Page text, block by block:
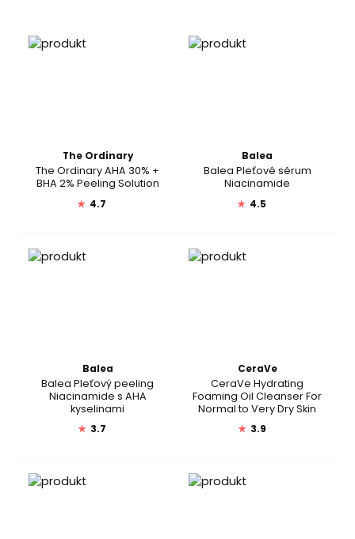
The Ordinary
The Ordinary AHA 30% +
BHA 2% Peeling Solution
★ 4.7
Balea
Balea Pleťové sérum
Niacinamide
★ 4.5
Balea
Balea Pleťový peeling
Niacinamide s AHA
kyselinami
★ 3.7
CeraVe
CeraVe Hydrating
Foaming Oil Cleanser For
Normal to Very Dry Skin
★ 3.9